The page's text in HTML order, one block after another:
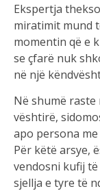
Ekspertja
miratimit mund
momentin që e
se çfarë nuk
në një
Në shumë raste
vështirë,
apo persona
Për këtë arsye,
vendosni kufij
sjellja e tyre të